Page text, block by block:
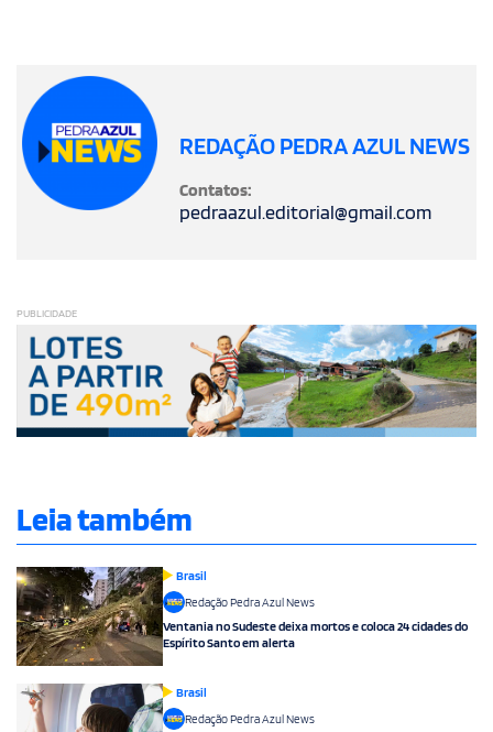
REDAÇÃO PEDRA AZUL NEWS
Contatos:
pedraazul.editorial@gmail.com
PUBLICIDADE
Leia também
Brasil
Redação Pedra Azul News
Ventania no Sudeste deixa mortos e coloca 24 cidades do
Espírito Santo em alerta
Brasil
Redação Pedra Azul News